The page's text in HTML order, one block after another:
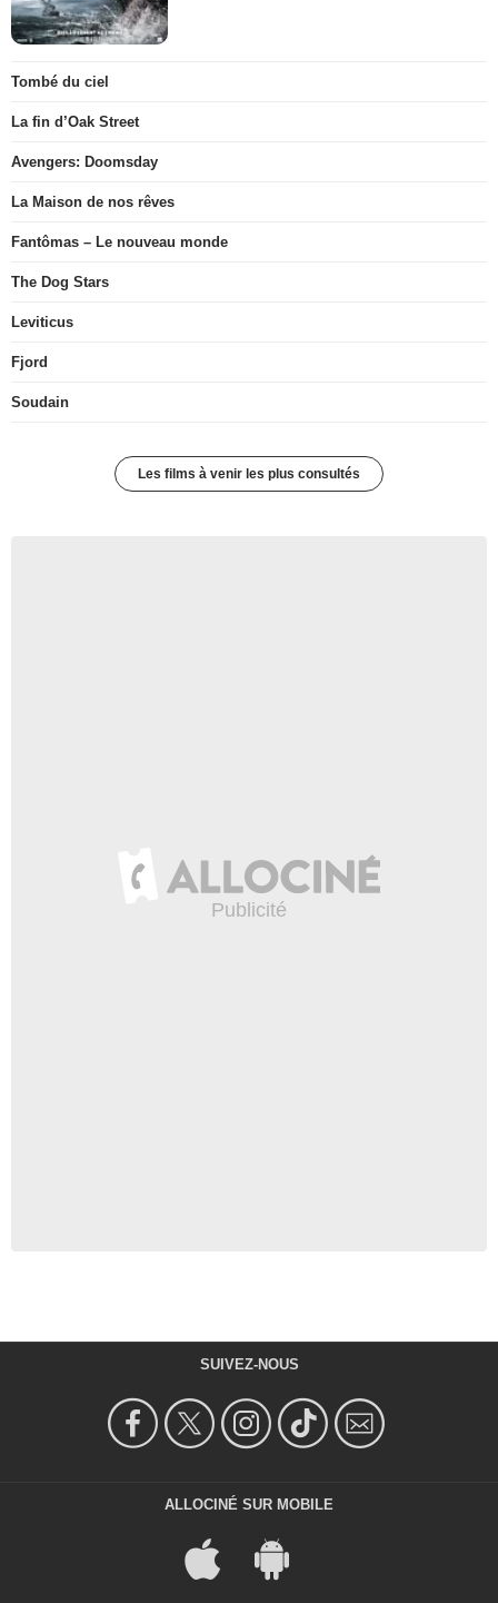
Tombé du ciel
La fin d’Oak Street
Avengers: Doomsday
La Maison de nos rêves
Fantômas – Le nouveau monde
The Dog Stars
Leviticus
Fjord
Soudain
Les films à venir les plus consultés
SUIVEZ-NOUS
ALLOCINÉ SUR MOBILE